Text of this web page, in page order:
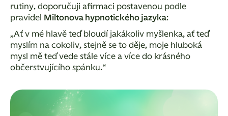
rutiny, doporučuji afirmaci postavenou podle
pravidel
Miltonova hypnotického jazyka:
„Ať v mé hlavě teď bloudí jakákoliv myšlenka, ať teď
myslím na cokoliv, stejně se to děje, moje hluboká
mysl mě teď vede stále více a více do krásného
občerstvujícího spánku.“